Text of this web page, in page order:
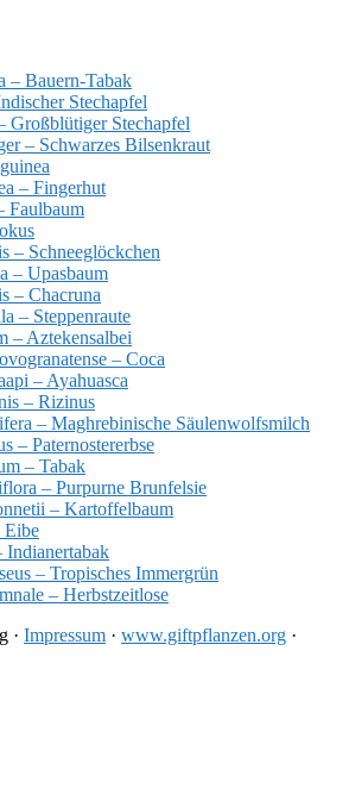
– Bauern-Tabak
Stechapfel
Großblütiger Stechapfel
– Schwarzes Bilsenkraut
– Fingerhut
Faulbaum
– Schneeglöckchen
– Upasbaum
– Chacruna
– Steppenraute
– Aztekensalbei
– Coca
– Ayahuasca
– Rizinus
– Maghrebinische Säulenwolfsmilch
– Paternostererbse
– Tabak
– Purpurne Brunfelsie
– Kartoffelbaum
Eibe
– Tropisches Immergrün
– Herbstzeitlose
· Impressum · www.giftpflanzen.org ·